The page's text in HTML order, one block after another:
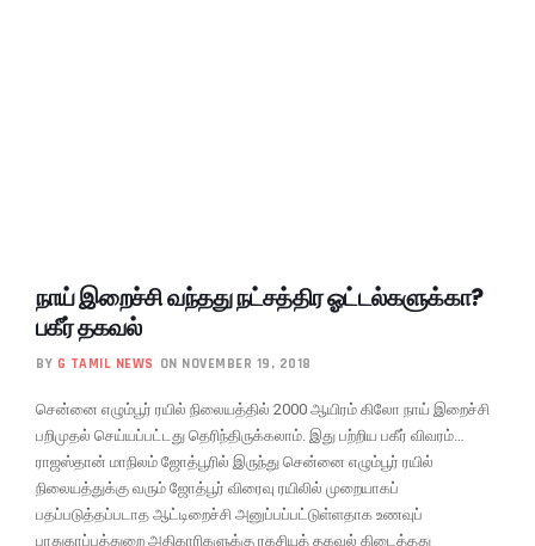
நாய் இறைச்சி வந்தது நட்சத்திர ஓட்டல்களுக்கா?
பகீர் தகவல்
BY G TAMIL NEWS ON NOVEMBER 19, 2018
சென்னை எழும்பூர் ரயில் நிலையத்தில் 2000 ஆயிரம் கிலோ நாய் இறைச்சி
பறிமுதல் செய்யப்பட்டது தெரிந்திருக்கலாம். இது பற்றிய பகீர் விவரம்…
ராஜஸ்தான் மாநிலம் ஜோத்பூரில் இருந்து சென்னை எழும்பூர் ரயில்
நிலையத்துக்கு வரும் ஜோத்பூர் விரைவு ரயிலில் முறையாகப்
பதப்படுத்தப்படாத ஆட்டிறைச்சி அனுப்பப்பட்டுள்ளதாக உணவுப்
பாதுகாப்புத்துறை அதிகாரிகளுக்கு ரகசியத் தகவல் கிடைத்தது